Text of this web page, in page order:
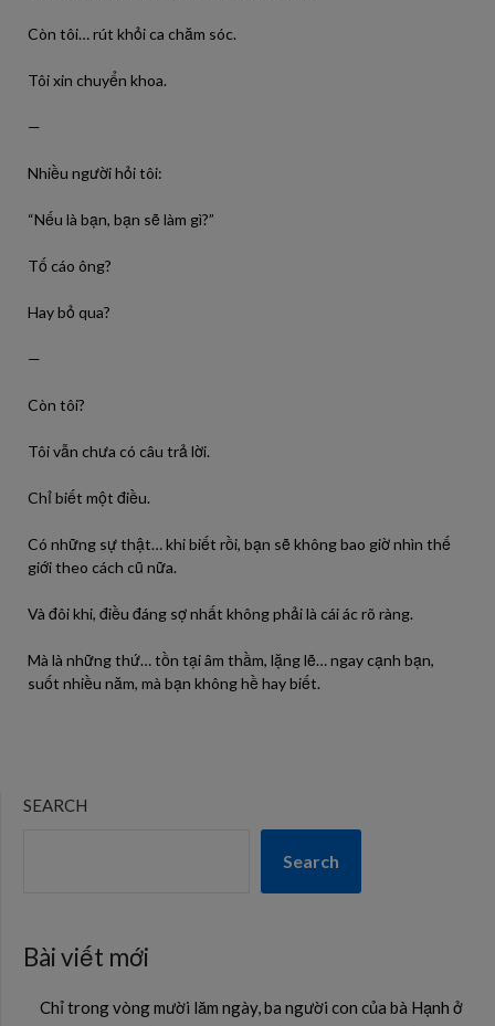
Còn tôi… rút khỏi ca chăm sóc.
Tôi xin chuyển khoa.
—
Nhiều người hỏi tôi:
“Nếu là bạn, bạn sẽ làm gì?”
Tố cáo ông?
Hay bỏ qua?
—
Còn tôi?
Tôi vẫn chưa có câu trả lời.
Chỉ biết một điều.
Có những sự thật… khi biết rồi, bạn sẽ không bao giờ nhìn thế
giới theo cách cũ nữa.
Và đôi khi, điều đáng sợ nhất không phải là cái ác rõ ràng.
Mà là những thứ… tồn tại âm thầm, lặng lẽ… ngay cạnh bạn,
suốt nhiều năm, mà bạn không hề hay biết.
SEARCH
Search
Bài viết mới
Chỉ trong vòng mười lăm ngày, ba người con của bà Hạnh ở